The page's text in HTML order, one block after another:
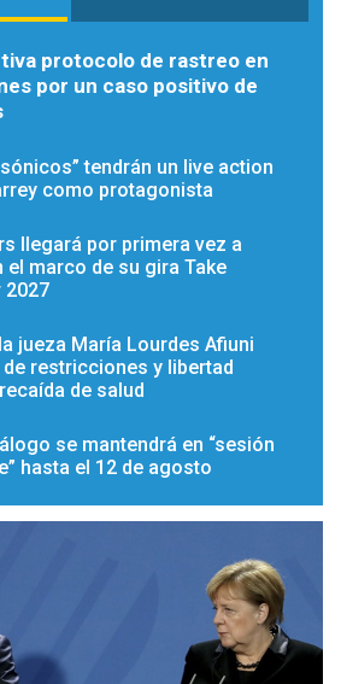
protocolo de rastreo en
por un caso positivo de
tendrán un live action
como protagonista
llegará por primera vez a
el marco de su gira Take
2027
jueza María Lourdes Afiuni
restricciones y libertad
de salud
se mantendrá en “sesión
hasta el 12 de agosto